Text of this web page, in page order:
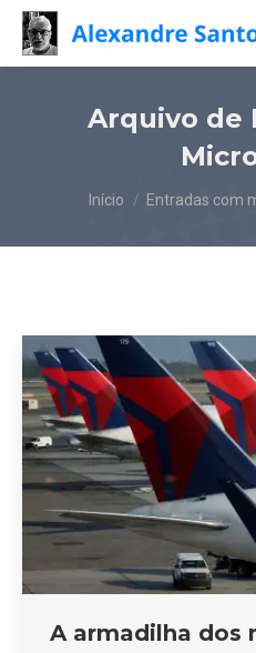
Arquivo de
Você está aqui:
Início Entradas com
A armadilha dos